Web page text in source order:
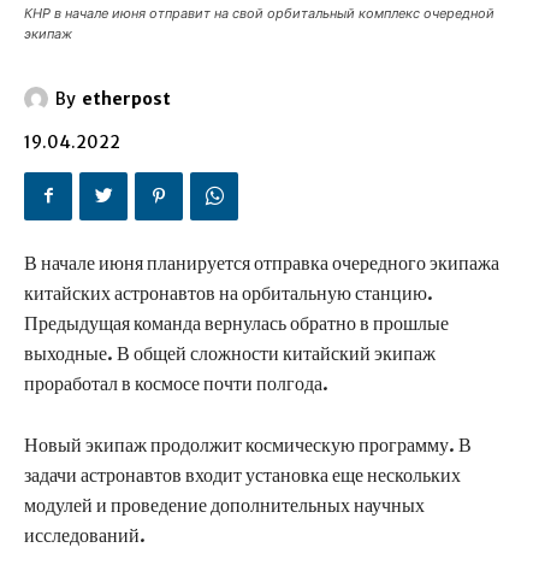
КНР в начале июня отправит на свой орбитальный комплекс очередной
экипаж
By etherpost
19.04.2022
В начале июня планируется отправка очередного экипажа
китайских астронавтов на орбитальную станцию.
Предыдущая команда вернулась обратно в прошлые
выходные. В общей сложности китайский экипаж
проработал в космосе почти полгода.
Новый экипаж продолжит космическую программу. В
задачи астронавтов входит установка еще нескольких
модулей и проведение дополнительных научных
исследований.